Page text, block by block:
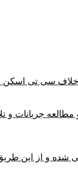
سی تی اسکن
جریانات و
شده و از این